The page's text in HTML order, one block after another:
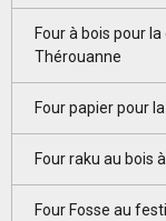
Four à bois pour
Thérouanne
Four papier pour
Four raku au bois
Four Fosse au